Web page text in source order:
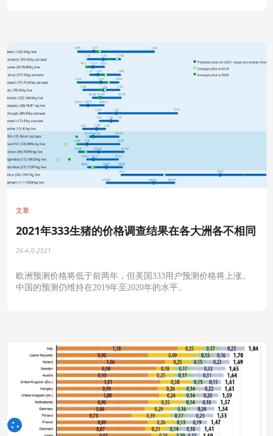
文章
2021年333生猪的价格调查结果在各大洲各不相同
26-4月-2021
欧洲预测价格将低于前两年，但美国 333用户预测价格将上涨。
中国的预测仍维持在2019年至2020年的水平。